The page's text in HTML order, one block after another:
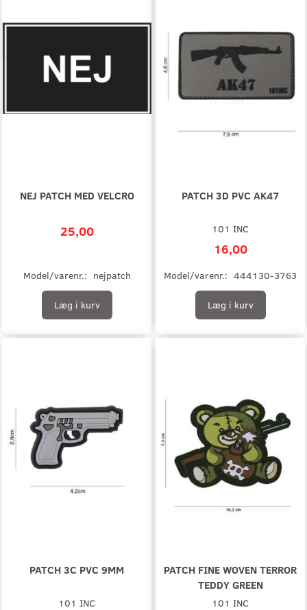
NEJ PATCH MED VELCRO
25,00
Model/varenr.: nejpatch
Læg i kurv
PATCH 3D PVC AK47
101 INC
16,00
Model/varenr.: 444130-3763
Læg i kurv
PATCH 3C PVC 9MM
101 INC
PATCH FINE WOVEN TERROR
TEDDY GREEN
101 INC